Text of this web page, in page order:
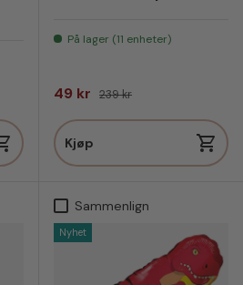
På lager (11 enheter)
Salgspris
49 kr Vanlig pris
239 kr
Kjøp
Sammenlign
Nyhet